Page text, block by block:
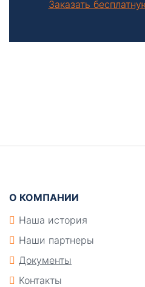
Заказать
О КОМПАНИИ
Наша история
Наши партнеры
Документы
Контакты